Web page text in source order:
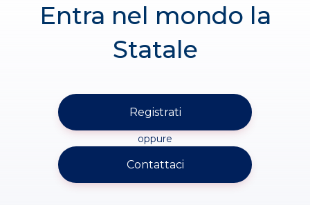
Entra nel mondo la
Statale
Registrati
oppure
Contattaci